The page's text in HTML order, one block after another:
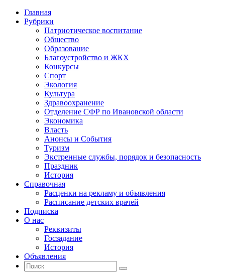
Главная
Рубрики
Патриотическое воспитание
Общество
Образование
Благоустройство и ЖКХ
Конкурсы
Спорт
Экология
Культура
Здравоохранение
Отделение СФР по Ивановской области
Экономика
Власть
Анонсы и События
Туризм
Экстренные службы, порядок и безопасность
Праздник
История
Справочная
Расценки на рекламу и объявления
Расписание детских врачей
Подписка
О нас
Реквизиты
Госзадание
История
Объявления
Поиск
Искать:
Поиск